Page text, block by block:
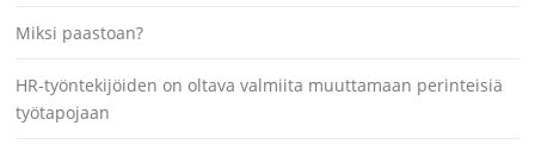
Miksi paastoan?
HR-työntekijöiden on oltava valmiita muuttamaan perinteisiä
työtapojaan